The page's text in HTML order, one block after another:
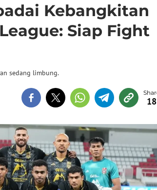
Kebangkitan
Siap Fight
sedang limbung.
18